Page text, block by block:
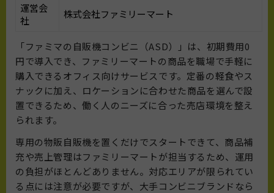
運営会
社
株式会社ファミリーマート
「ファミマの自販機コンビニ（ASD）」は、初期費用0
円で導入でき、ファミリーマートの商品を職場で手軽に
購入できるオフィス向けサービスです。定番の軽食やス
ナックに加え、ロケーションに合わせた商品を選んで設
置できるため、働く人のニーズに合った売店環境を整え
られます。
専用の物販自販機を置くだけでスタートできて、商品補
充や売上管理はファミリーマートが担当するため、運用
の負担がほとんどありません。対応エリアが限られてい
る点には注意が必要ですが、大手コンビニブランドなら